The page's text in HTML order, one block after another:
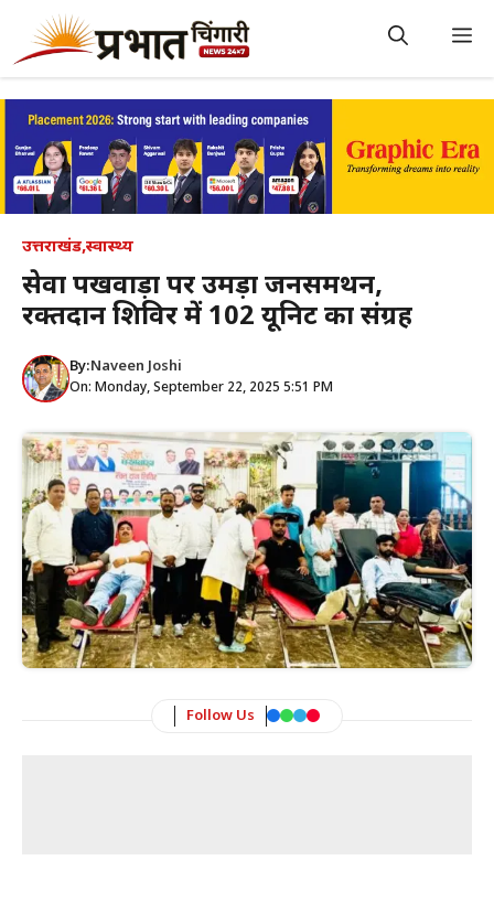
content
उत्तराखंड,स्वास्थ्य
सेवा पखवाड़ा पर उमड़ा जनसमर्थन,
रक्तदान शिविर में 102 यूनिट का संग्रह
By:Naveen Joshi
On: Monday, September 22, 2025 5:51 PM
Follow Us